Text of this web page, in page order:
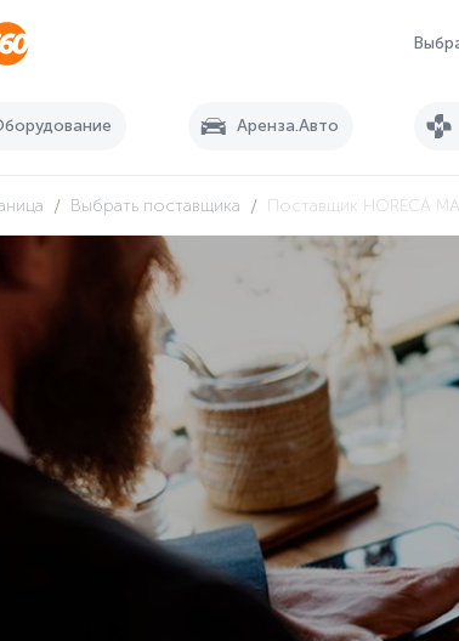
Аренза.Авто
/ Выбрать поставщика / Поставщик HORECA